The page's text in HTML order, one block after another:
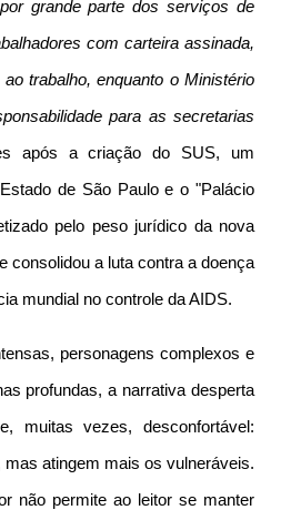
grande parte dos serviços de
com carteira assinada,
trabalho, enquanto o Ministério
para as secretarias
após a criação do SUS, um
de São Paulo e o "Palácio
pelo peso jurídico da nova
consolidou a luta contra a doença
mundial no controle da AIDS.
personagens complexos e
profundas, a narrativa desperta
muitas vezes, desconfortável:
atingem mais os vulneráveis.
não permite ao leitor se manter